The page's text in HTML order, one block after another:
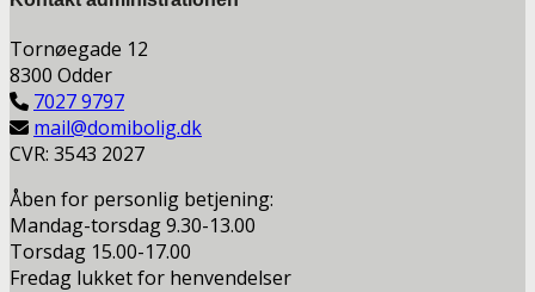
Tornøegade 12
8300 Odder
7027 9797
mail@domibolig.dk
CVR: 3543 2027
Åben for personlig betjening:
Mandag-torsdag 9.30-13.00
Torsdag 15.00-17.00
Fredag lukket for henvendelser